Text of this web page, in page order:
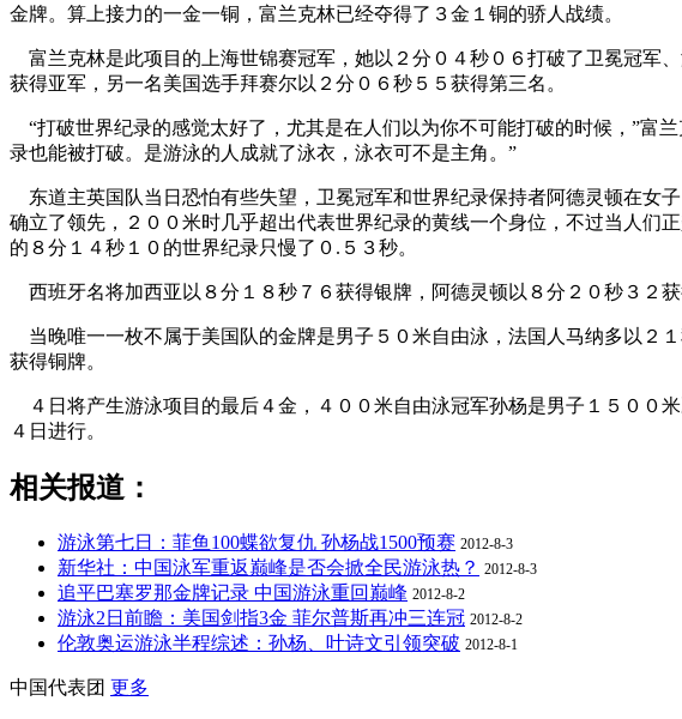
金牌。算上接力的一金一铜，富兰克林已经夺得了３金１铜的骄人战绩。
富兰克林是此项目的上海世锦赛冠军，她以２分０４秒０６打破了卫冕冠军
获得亚军，另一名美国选手拜赛尔以２分０６秒５５获得第三名。
“打破世界纪录的感觉太好了，尤其是在人们以为你不可能打破的时候，”富
录也能被打破。是游泳的人成就了泳衣，泳衣可不是主角。”
东道主英国队当日恐怕有些失望，卫冕冠军和世界纪录保持者阿德灵顿在女
确立了领先，２００米时几乎超出代表世界纪录的黄线一个身位，不过当人们
的８分１４秒１０的世界纪录只慢了０.５３秒。
西班牙名将加西亚以８分１８秒７６获得银牌，阿德灵顿以８分２０秒３２获
当晚唯一一枚不属于美国队的金牌是男子５０米自由泳，法国人马纳多以２
获得铜牌。
４日将产生游泳项目的最后４金，４００米自由泳冠军孙杨是男子１５００
４日进行。
相关报道：
游泳第七日：菲鱼100蝶欲复仇 孙杨战1500预赛 2012-8-3
新华社：中国泳军重返巅峰是否会掀全民游泳热？ 2012-8-3
追平巴塞罗那金牌记录 中国游泳重回巅峰 2012-8-2
游泳2日前瞻：美国剑指3金 菲尔普斯再冲三连冠 2012-8-2
伦敦奥运游泳半程综述：孙杨、叶诗文引领突破 2012-8-1
中国代表团 更多